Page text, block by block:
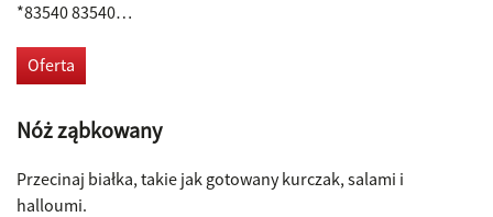
*83540 83540…
Oferta
Nóż ząbkowany
Przecinaj białka, takie jak gotowany kurczak, salami i
halloumi.